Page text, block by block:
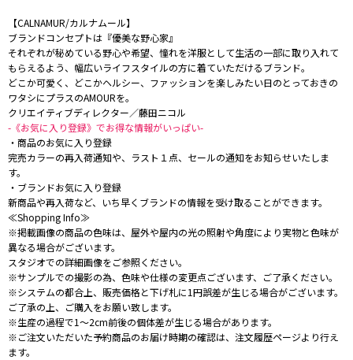
【CALNAMUR/カルナムール】
ブランドコンセプトは『優美な野心家』
それぞれが秘めている野心や希望、憧れを洋服として生活の一部に取り入れて
もらえるよう、幅広いライフスタイルの方に着ていただけるブランド。
どこか可愛く、どこかヘルシー、ファッションを楽しみたい日のとっておきの
ワタシにプラスのAMOURを。
クリエイティブディレクター／藤田ニコル
-《お気に入り登録》でお得な情報がいっぱい-
・商品のお気に入り登録
完売カラーの再入荷通知や、ラスト１点、セールの通知をお知らせいたしま
す。
・ブランドお気に入り登録
新商品や再入荷など、いち早くブランドの情報を受け取ることができます。
≪Shopping Info≫
※掲載画像の商品の色味は、屋外や屋内の光の照射や角度により実物と色味が
異なる場合がございます。
スタジオでの詳細画像をご参照ください。
※サンプルでの撮影の為、色味や仕様の変更点ございます、ご了承ください。
※システムの都合上、販売価格と下げ札に1円誤差が生じる場合がございます。
ご了承の上、ご購入をお願い致します。
※生産の過程で1～2cm前後の個体差が生じる場合があります。
※ご注文いただいた予約商品のお届け時期の確認は、注文履歴ページより行え
ます。